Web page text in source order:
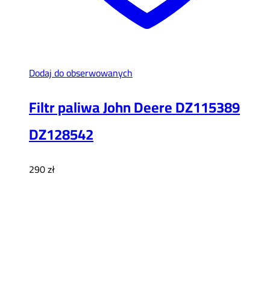
Dodaj do obserwowanych
Filtr paliwa John Deere DZ115389
DZ128542
290zł